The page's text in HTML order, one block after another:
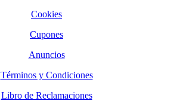
Cookies
Cupones
Anuncios
Términos y Condiciones
Libro de Reclamaciones